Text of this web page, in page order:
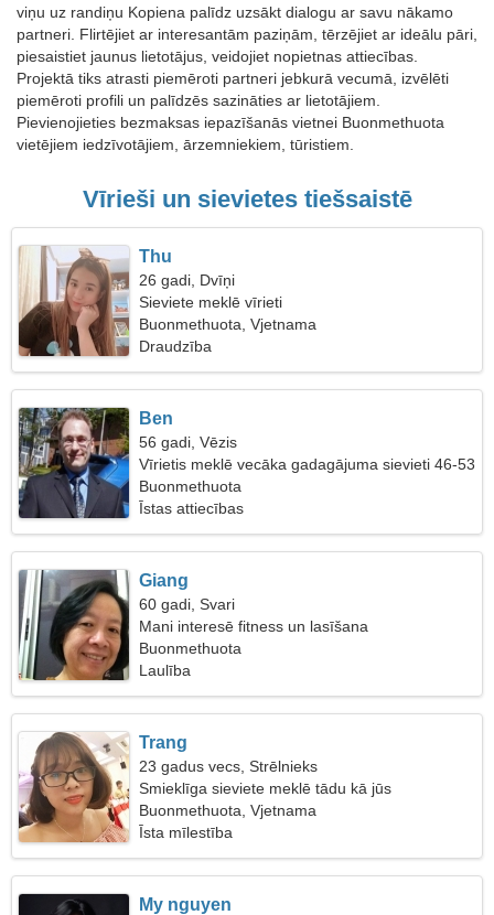
viņu uz randiņu Kopiena palīdz uzsākt dialogu ar savu nākamo
partneri. Flirtējiet ar interesantām paziņām, tērzējiet ar ideālu pāri,
piesaistiet jaunus lietotājus, veidojiet nopietnas attiecības.
Projektā tiks atrasti piemēroti partneri jebkurā vecumā, izvēlēti
piemēroti profili un palīdzēs sazināties ar lietotājiem.
Pievienojieties bezmaksas iepazīšanās vietnei Buonmethuota
vietējiem iedzīvotājiem, ārzemniekiem, tūristiem.
Vīrieši un sievietes tiešsaistē
Thu
26 gadi, Dvīņi
Sieviete meklē vīrieti
Buonmethuota, Vjetnama
Draudzība
Ben
56 gadi, Vēzis
Vīrietis meklē vecāka gadagājuma sievieti 46-53
Buonmethuota
Īstas attiecības
Giang
60 gadi, Svari
Mani interesē fitness un lasīšana
Buonmethuota
Laulība
Trang
23 gadus vecs, Strēlnieks
Smieklīga sieviete meklē tādu kā jūs
Buonmethuota, Vjetnama
Īsta mīlestība
My nguyen